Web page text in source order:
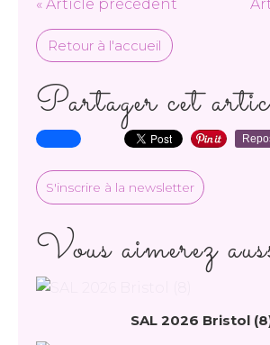
« Article précédent
Retour à l'accueil
Partager cet
S'inscrire à la newsletter
Vous aimerez
SAL 2026 Bristol